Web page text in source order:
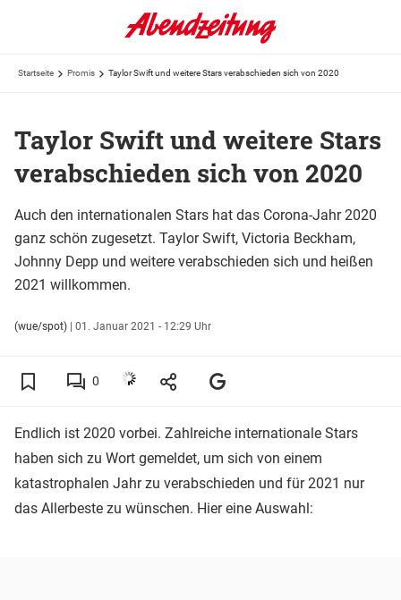
Startseite Promis Taylor Swift und weitere Stars verabschieden sich von 2020
Taylor Swift und weitere Stars
verabschieden sich von 2020
Auch den internationalen Stars hat das Corona-Jahr 2020
ganz schön zugesetzt. Taylor Swift, Victoria Beckham,
Johnny Depp und weitere verabschieden sich und heißen
2021 willkommen.
(wue/spot) | 01. Januar 2021 - 12:29 Uhr
0
Endlich ist 2020 vorbei. Zahlreiche internationale Stars
haben sich zu Wort gemeldet, um sich von einem
katastrophalen Jahr zu verabschieden und für 2021 nur
das Allerbeste zu wünschen. Hier eine Auswahl: